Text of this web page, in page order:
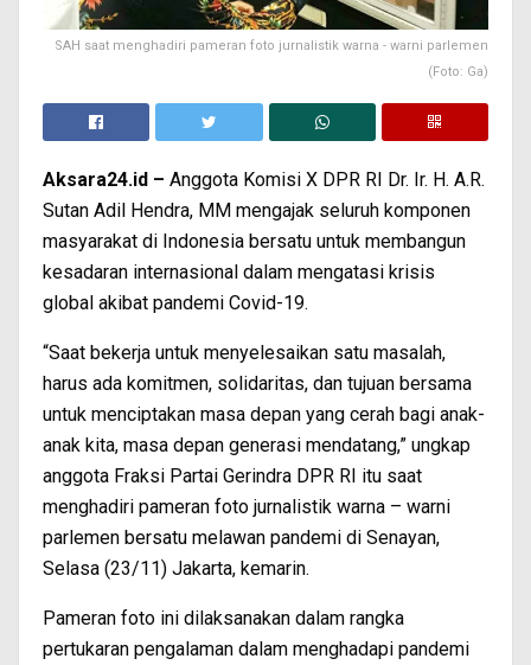
SAH saat menghadiri pameran foto jurnalistik warna - warni parlemen
(Foto: Ga)
Aksara24.id – Anggota Komisi X DPR RI Dr. Ir. H. A.R.
Sutan Adil Hendra, MM mengajak seluruh komponen
masyarakat di Indonesia bersatu untuk membangun
kesadaran internasional dalam mengatasi krisis
global akibat pandemi Covid-19.
“Saat bekerja untuk menyelesaikan satu masalah,
harus ada komitmen, solidaritas, dan tujuan bersama
untuk menciptakan masa depan yang cerah bagi anak-
anak kita, masa depan generasi mendatang,” ungkap
anggota Fraksi Partai Gerindra DPR RI itu saat
menghadiri pameran foto jurnalistik warna – warni
parlemen bersatu melawan pandemi di Senayan,
Selasa (23/11) Jakarta, kemarin.
Pameran foto ini dilaksanakan dalam rangka
pertukaran pengalaman dalam menghadapi pandemi